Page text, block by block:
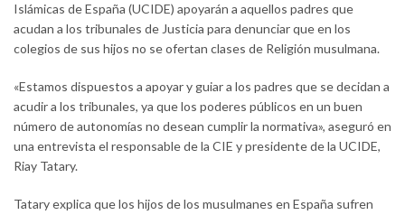
Islámicas de España (UCIDE) apoyarán a aquellos padres que
acudan a los tribunales de Justicia para denunciar que en los
colegios de sus hijos no se ofertan clases de Religión musulmana.
«Estamos dispuestos a apoyar y guiar a los padres que se decidan a
acudir a los tribunales, ya que los poderes públicos en un buen
número de autonomías no desean cumplir la normativa», aseguró en
una entrevista el responsable de la CIE y presidente de la UCIDE,
Riay Tatary.
Tatary explica que los hijos de los musulmanes en España sufren